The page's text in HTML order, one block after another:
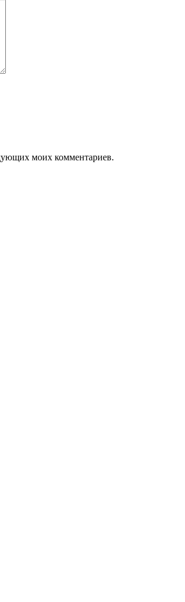
моих комментариев.